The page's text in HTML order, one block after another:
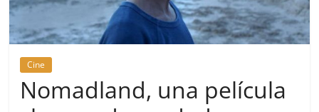
Cine
Nomadland, una película